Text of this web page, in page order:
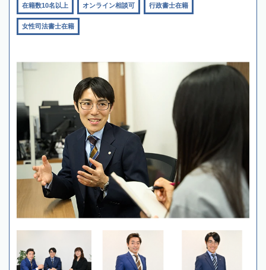
在籍数10名以上 オンライン相談可 行政書士在籍
女性司法書士在籍